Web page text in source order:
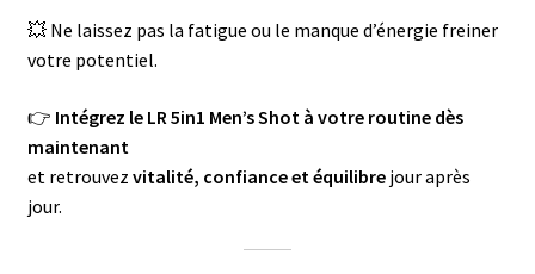
💥 Ne laissez pas la fatigue ou le manque d’énergie freiner
votre potentiel.
👉 Intégrez le LR 5in1 Men’s Shot à votre routine dès
maintenant
et retrouvez vitalité, confiance et équilibrejour après
jour.